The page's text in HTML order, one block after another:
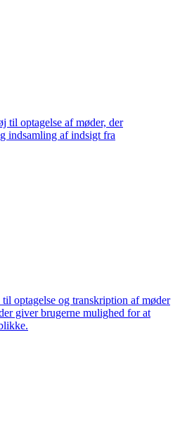
til optagelse af møder, der
indsamling af indsigt fra
optagelse og transkription af møder
giver brugerne mulighed for at